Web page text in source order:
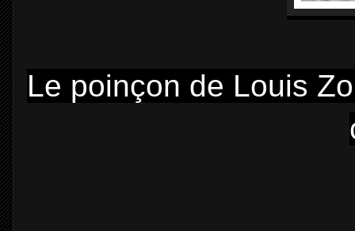
Le poinçon de Louis